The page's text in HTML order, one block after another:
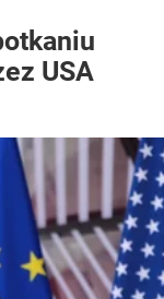
USA